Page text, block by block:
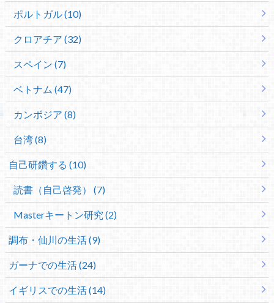
ポルトガル (10)
クロアチア (32)
スペイン (7)
ベトナム (47)
カンボジア (8)
台湾 (8)
自己研鑽する (10)
読書（自己啓発） (7)
Masterキートン研究 (2)
調布・仙川の生活 (9)
ガーナでの生活 (24)
イギリスでの生活 (14)